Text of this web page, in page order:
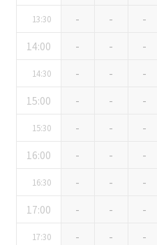
13:30 - - -
14:00
- - -
14:30 - - -
15:00
- - -
15:30 - - -
16:00
- - -
16:30 - - -
17:00
- - -
17:30 - - -
以下からお問
WEBから
口の字型